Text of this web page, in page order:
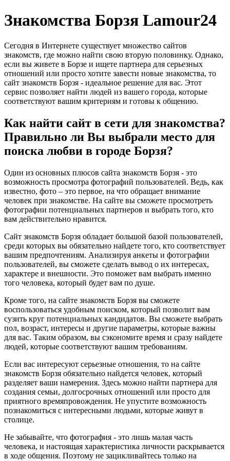
Знакомства Борзя Lamour24
Сегодня в Интернете существует множество сайтов
знакомств, где можно найти свою вторую половинку. Однако,
если вы живете в Борзе и ищете партнера для серьезных
отношений или просто хотите завести новые знакомства, то
сайт знакомств Борзя - идеальное решение для вас. Этот
сервис позволяет найти людей из вашего города, которые
соответствуют вашим критериям и готовы к общению.
Как найти сайт в сети для знакомства?
Правильно ли Вы выбрали место для
поиска любви в городе Борзя?
Один из основных плюсов сайта знакомств Борзя - это
возможность просмотра фотографий пользователей. Ведь, как
известно, фото – это первое, на что обращает внимание
человек при знакомстве. На сайте вы сможете просмотреть
фотографии потенциальных партнеров и выбрать того, кто
вам действительно нравится.
Сайт знакомств Борзя обладает большой базой пользователей,
среди которых вы обязательно найдете того, кто соответствует
вашим предпочтениям. Анализируя анкеты и фотографии
пользователей, вы сможете сделать вывод о их интересах,
характере и внешности. Это поможет вам выбрать именно
того человека, который будет вам по душе.
Кроме того, на сайте знакомств Борзя вы сможете
воспользоваться удобным поиском, который позволит вам
сузить круг потенциальных кандидатов. Вы сможете выбрать
пол, возраст, интересы и другие параметры, которые важны
для вас. Таким образом, вы сэкономите время и сразу найдете
людей, которые соответствуют вашим требованиям.
Если вас интересуют серьезные отношения, то на сайте
знакомств Борзя обязательно найдется человек, который
разделяет ваши намерения. Здесь можно найти партнера для
создания семьи, долгосрочных отношений или просто для
приятного времяпровождения. Не упустите возможность
познакомиться с интересными людьми, которые живут в
столице.
Не забывайте, что фотография - это лишь малая часть
человека, и настоящая характеристика личности раскрывается
в ходе общения. Поэтому не зацикливайтесь только на